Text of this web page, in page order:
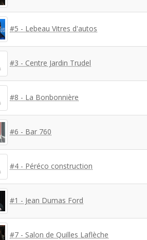
#5 - Lebeau Vitres d'autos
#3 - Centre Jardin Trudel
#8 - La Bonbonnière
#6 - Bar 760
#4 - Péréco construction
#1 - Jean Dumas Ford
#7 - Salon de Quilles Laflèche